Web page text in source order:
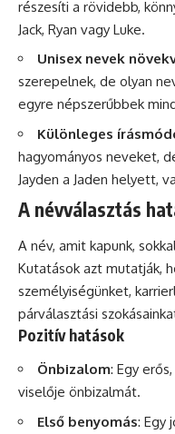
részesíti a rövidebb,
Jack, Ryan vagy Luke.
Unisex nevek
szerepelnek, de olyan
egyre népszerűbbek
Különleges
hagyományos neveket,
Jayden a Jaden helyett,
A névválasztás
A név, amit kapunk,
Kutatások azt mutatják,
személyiségünket,
párválasztási
Pozitív hatások
Önbizalom: Egy
viselője önbizalmát.
Első benyomás: Egy